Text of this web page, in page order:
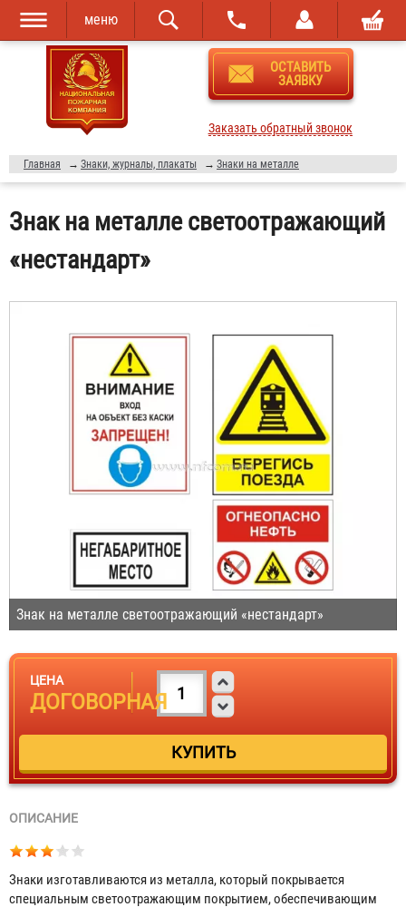
Перейти к
основному
содержанию
Skip to
navigation
меню
ОСТАВИТЬ
ЗАЯВКУ
Заказать обратный звонок
Главная → Знаки, журналы, плакаты → Знаки на металле
Знак на металле светоотражающий
«нестандарт»
Знак на металле светоотражающий «нестандарт»
ЦЕНА
ДОГОВОРНАЯ
ОПИСАНИЕ
Знаки изготавливаются из металла, который покрывается
специальным светоотражающим покрытием, обеспечивающим